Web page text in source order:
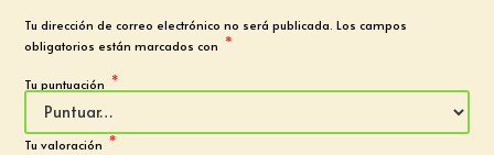
Tu dirección de correo electrónico no será publicada. Los campos
obligatorios están marcados con *
Tu puntuación *
Tu valoración *